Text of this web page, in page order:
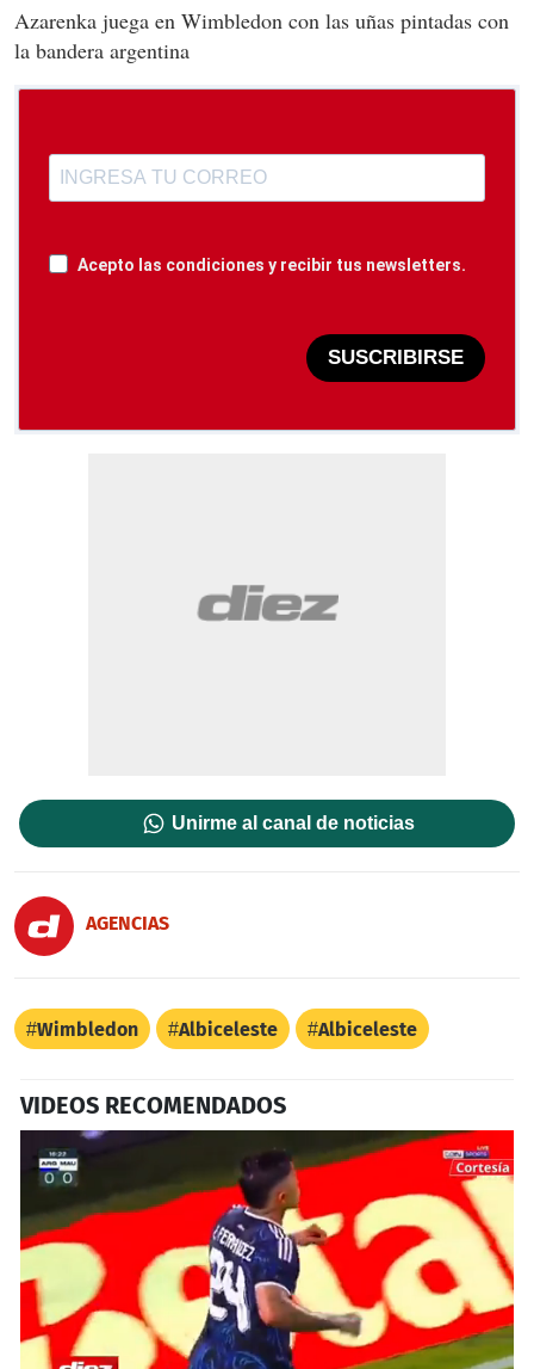
Azarenka juega en Wimbledon con las uñas pintadas con
la bandera argentina
Acepto las condiciones y recibir tus newsletters.
SUSCRIBIRSE
Unirme al canal de noticias
AGENCIAS
Wimbledon Albiceleste Albiceleste
VIDEOS RECOMENDADOS